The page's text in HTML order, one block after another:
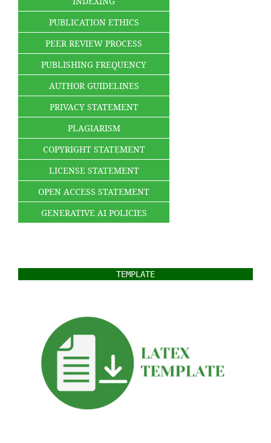
PUBLICATION ETHICS
PEER REVIEW PROCESS
PUBLISHING FREQUENCY
AUTHOR GUIDELINES
PRIVACY STATEMENT
PLAGIARISM
COPYRIGHT STATEMENT
LICENSE STATEMENT
OPEN ACCESS STATEMENT
GENERATIVE AI POLICIES
TEMPLATE